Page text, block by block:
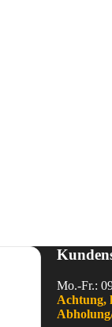
Mo.-Fr.:
Achtung,